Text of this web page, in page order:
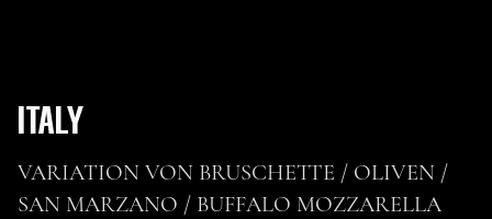
ITALY
VARIATION VON BRUSCHETTE / OLIVEN /
SAN MARZANO / BUFFALO MOZZARELLA